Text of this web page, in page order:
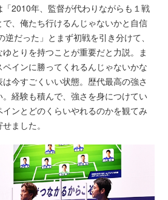
2010年、監督が代わりながらも１戦
、俺たち行けるんじゃないかと自信
だった」とまず初戦を引き分けて、
とりを持つことが重要だと力説。ま
インに勝ってくれるんじゃないかな
今すごくいい状態。歴代最高の強さ
経験も積んで、強さを身につけてい
ンとどのくらいやれるのかを観てみ
ました。